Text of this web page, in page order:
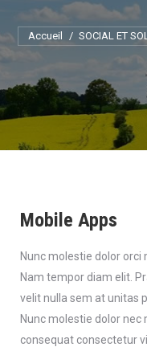
Accueil SOCIAL ET
Mobile Apps
Nunc molestie dolor
Nam tempor diam elit.
velit nulla sem at unitas
Nunc molestie dolor
consequat consectetur